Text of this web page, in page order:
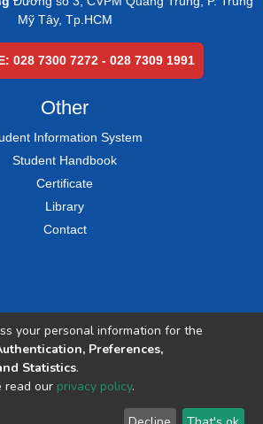
Mỹ Tây, Tp.HCM
028 7300 7272 - 028 7309 1991
Other
Information System
Student Handbook
Certificate
Library
Contact
your personal information for the
Preferences,
Statistics.
read our privacy policy.